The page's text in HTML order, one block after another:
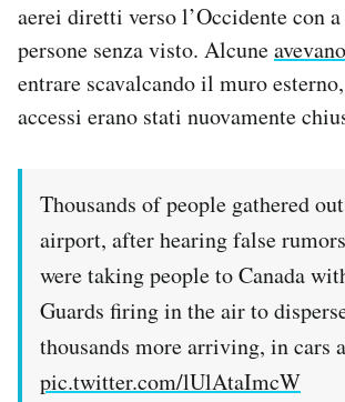
aerei diretti verso l’Occidente con
persone senza visto. Alcune
entrare scavalcando il muro
accessi erano stati nuovamente
Thousands of people gathered
airport, after hearing false
were taking people to Canada
Guards firing in the air to
thousands more arriving, in cars
pic.twitter.com/lUlAtaImcW